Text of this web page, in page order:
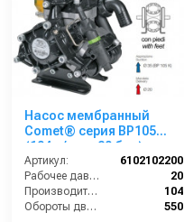
Насос мембранный
Comet® серия ВP105
(104 л/мин; 20 бар); вал
d20 гладкий/шпонка -
ВОМ 13/8
Артикул:
6102102200
Рабочее давление (бар):
20
Производительность (л/мин):
104
Обороты двигателя (об/мин):
550